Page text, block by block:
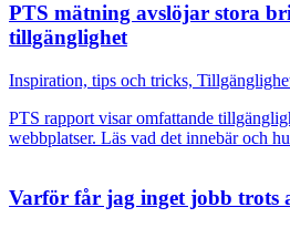
PTS mätning avslöjar stora
tillgänglighet
Inspiration, tips och tricks,
PTS rapport visar omfattande
webbplatser. Läs vad det innebär och
Varför får jag inget jobb trots